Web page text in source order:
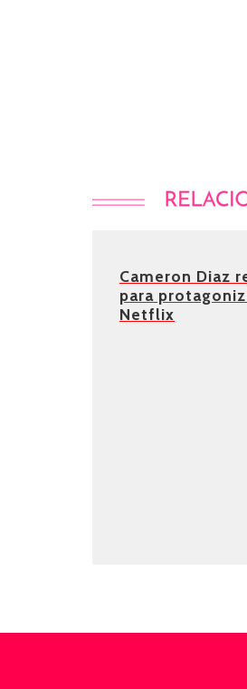
Cameron Diaz
para
Netflix